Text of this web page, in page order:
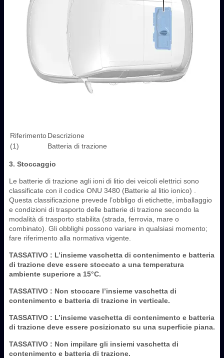
RiferimentoDescrizione
(1)
Batteria di trazione
3. Stoccaggio
Le batterie di trazione agli ioni di litio dei veicoli elettrici sono
classificate con il codice ONU 3480 (Batterie al litio ionico) .
Questa classificazione prevede l’obbligo di etichette, imballaggio
e condizioni di trasporto delle batterie di trazione secondo la
modalità di trasporto stabilita (strada, ferrovia, mare o
combinato). Gli obblighi possono variare in qualsiasi momento;
fare riferimento alla normativa vigente.
TASSATIVO : L’insieme vaschetta di contenimento e batteria
di trazione deve essere stoccato a una temperatura
ambiente superiore a 15°C.
TASSATIVO : Non stoccare l’insieme vaschetta di
contenimento e batteria di trazione in verticale.
TASSATIVO : L’insieme vaschetta di contenimento e batteria
di trazione deve essere posizionato su una superficie piana.
TASSATIVO : Non impilare gli insiemi vaschetta di
contenimento e batteria di trazione.